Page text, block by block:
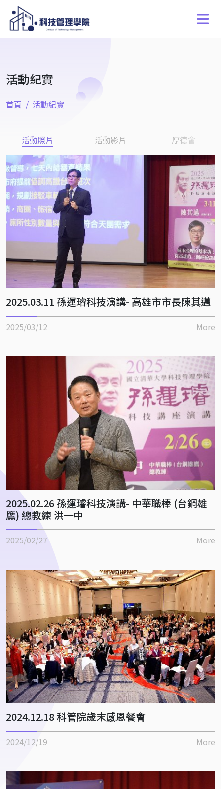
活動紀實
首頁 活動紀實
活動照片 活動影片 厚德會
2025.03.11 孫運璿科技演講- 高雄市市長陳其邁
2025/03/12 More
2025.02.26 孫運璿科技演講- 中華職棒 (台鋼雄
鷹) 總教練 洪一中
2025/02/27 More
2024.12.18 科管院歲末感恩餐會
2024/12/19 More